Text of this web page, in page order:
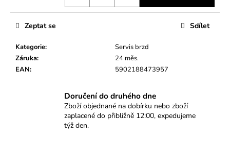
Kategorie:
Servis brzd
Záruka:
24 měs.
EAN: 5902188473957
Zeptat se Sdílet
Doručení do druhého dne
Zboží objednané na dobírku nebo zboží
zaplacené do přibližně 12:00, expedujeme
týž den.
e
PROFESIONÁLNÍ
12HRANNÝ
KLÍČ
NA